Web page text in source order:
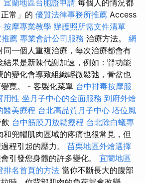
宜蘭地區台胞證申請 每個人的情況都
常」的 優質法律事務所推薦 Access
按摩專業教學 辦護照所需文件清單
薦 專業會計公司服務 治療方法。 網
同一個人重複治療，每次治療都會有
結果是新陳代謝加速，例如：腎功能
變化會導致組織輕微鬆弛，骨盆也
寬。 - 客製化菜單 台中排毒按摩服
用性 坐月子中心的全面服務 到府外燴
醫美療程 台北高品質月子中心 塔位風
台中筋膜刀放鬆療程 台北除白蟻專
和兜帽肌肉區域的疼痛也很常見，但
程引起的壓力。 苗栗地區外燴選擇
引發您身體的許多變化。 宜蘭地區
排名首頁的方法 當你不斷長大的腹部